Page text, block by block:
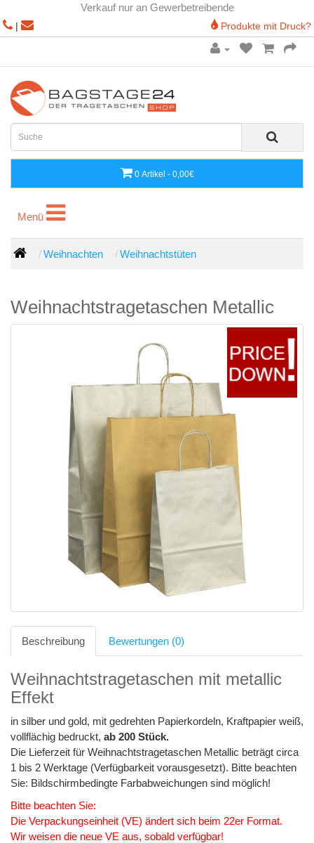
Verkauf nur an Gewerbetreibende
| Produkte mit Druck?
0 Artikel - 0,00€
Menü
Menü
Weihnachten Weihnachtstüten
Weihnachtstragetaschen Metallic
Beschreibung Bewertungen (0)
Weihnachtstragetaschen mit metallic
Effekt
in silber und gold, mit gedrehten Papierkordeln, Kraftpapier weiß,
vollflächig bedruckt, ab 200 Stück.
Die Lieferzeit für Weihnachtstragetaschen Metallic beträgt circa
1 bis 2 Werktage (Verfügbarkeit vorausgesetzt). Bitte beachten
Sie: Bildschirmbedingte Farbabweichungen sind möglich!
Bitte beachten Sie:
Die Verpackungseinheit (VE) ändert sich beim 22er Format.
Wir weisen die neue VE aus, sobald verfügbar!